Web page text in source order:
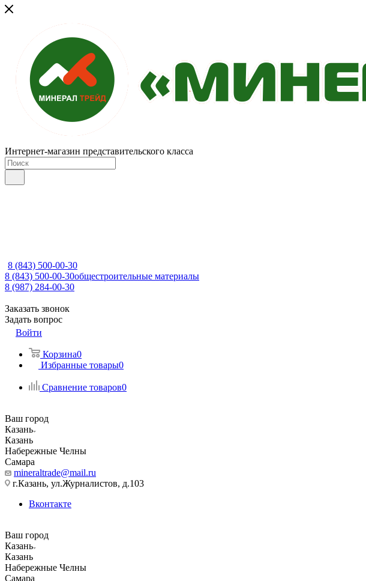
Интернет-магазин представительского класса
8 (843) 500-00-30
8 (843) 500-00-30общестроительные материалы
8 (987) 284-00-30
Заказать звонок
Задать вопрос
Войти
Корзина0
Избранные товары0
Сравнение товаров0
Ваш город
Казань
Казань
Набережные Челны
Самара
mineraltrade@mail.ru
г.Казань, ул.Журналистов, д.103
Вконтакте
Ваш город
Казань
Казань
Набережные Челны
Самара